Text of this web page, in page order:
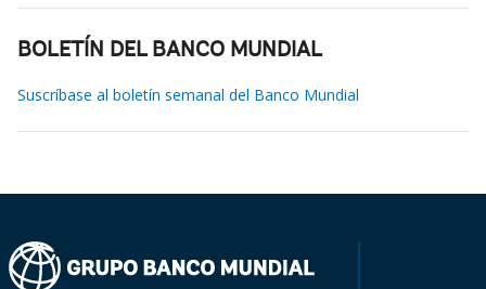
BOLETÍN DEL BANCO MUNDIAL
Suscríbase al boletín semanal del Banco Mundial